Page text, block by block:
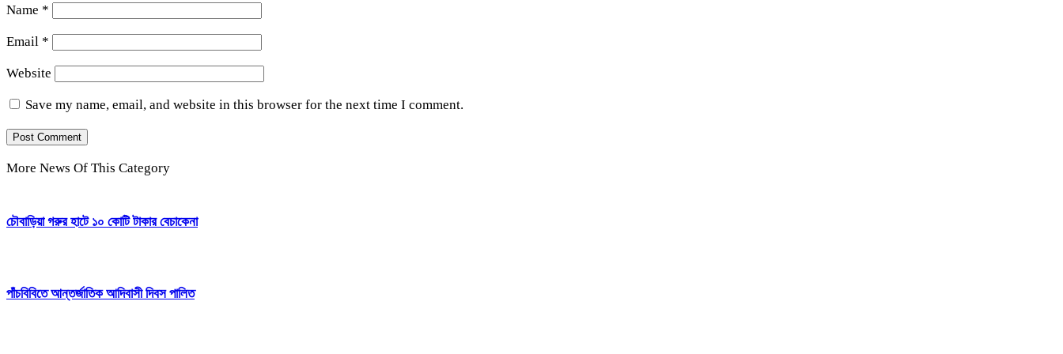
Name *
Email *
Website
Save my name, email, and website in this browser for the next time I comment.
More News Of This Category
চৌবাড়িয়া গরুর হাটে ১০ কোটি টাকার বেচাকেনা
পাঁচবিবিতে আন্তর্জাতিক আদিবাসী দিবস পালিত